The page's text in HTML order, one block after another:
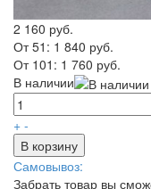
2 160 руб.
От 51: 1 840 руб.
От 101: 1 760 руб.
В наличии
+ -
В корзину
Самовывоз:
Забрать товар вы